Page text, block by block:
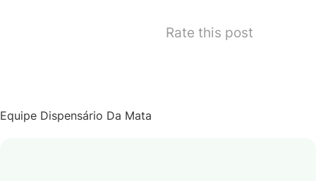
Rate this post
Equipe Dispensário Da Mata